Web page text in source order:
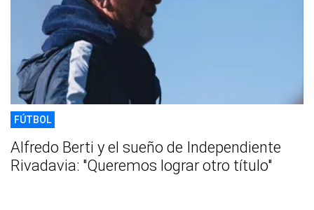
FÚTBOL
Alfredo Berti y el sueño de Independiente
Rivadavia: "Queremos lograr otro título"